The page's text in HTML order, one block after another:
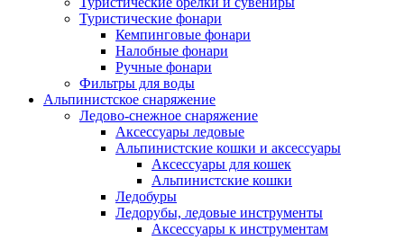
Туристические фонари
Кемпинговые фонари
Налобные фонари
Ручные фонари
Фильтры для воды
Альпинистское снаряжение
Ледово-снежное снаряжение
Аксессуары ледовые
Альпинистские кошки и аксессуары
Аксессуары для кошек
Альпинистские кошки
Ледобуры
Ледорубы, ледовые инструменты
Аксессуары к инструментам